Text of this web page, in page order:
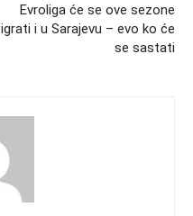
Evroliga će se ove sezone
igrati i u Sarajevu – evo ko će
se sastati